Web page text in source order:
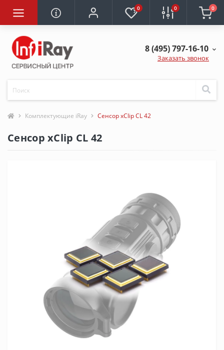
0 0 0
8 (495) 797-16-10
Заказать звонок
Комплектующие iRay Сенсор xClip CL 42
Сенсор xClip CL 42